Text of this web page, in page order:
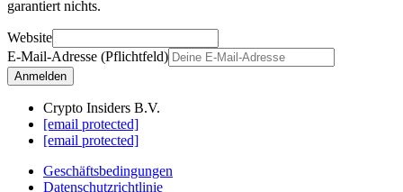
garantiert nichts.
Website
E-Mail-Adresse (Pflichtfeld)
Anmelden
Crypto Insiders B.V.
[email protected]
[email protected]
Geschäftsbedingungen
Datenschutzrichtlinie